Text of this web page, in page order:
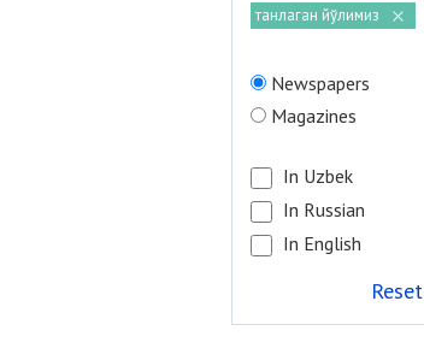
танлаган йўлимиз
Newspapers
Magazines
In Uzbek
In Russian
In English
Reset